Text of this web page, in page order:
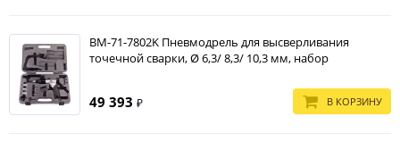
BM-71-7802K Пневмодрель для высверливания
точечной сварки, Ø 6,3/ 8,3/ 10,3 мм, набор
49 393 ₽ В КОРЗИНУ